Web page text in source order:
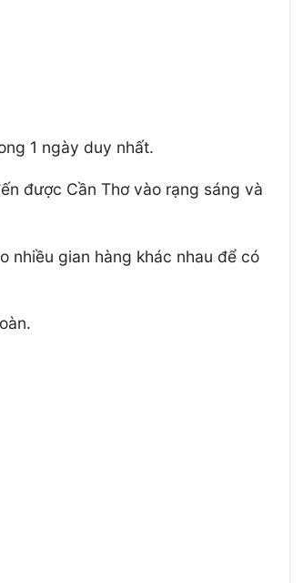
1 ngày duy nhất.
được Cần Thơ vào rạng sáng và
nhiều gian hàng khác nhau để có